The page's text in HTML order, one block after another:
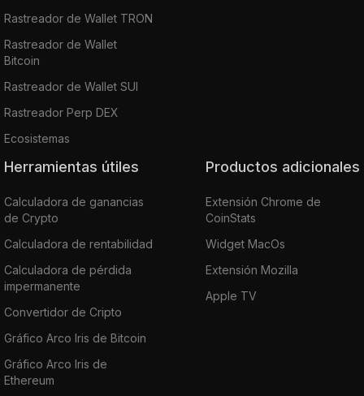
Rastreador de Wallet TRON
Rastreador de Wallet
Bitcoin
Rastreador de Wallet SUI
Rastreador Perp DEX
Ecosistemas
Herramientas útiles
Calculadora de ganancias
de Crypto
Calculadora de rentabilidad
Calculadora de pérdida
impermanente
Convertidor de Cripto
Gráfico Arco Iris de Bitcoin
Gráfico Arco Iris de
Ethereum
Productos adicionales
Extensión Chrome de
CoinStats
Widget MacOs
Extensión Mozilla
Apple TV